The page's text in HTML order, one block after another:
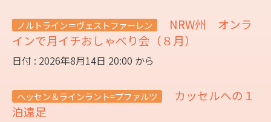
ノルトライン＝ヴェストファーレン
NRW州 オンラ
インで月イチおしゃべり会（８月）
日付 : 2026年8月14日 20:00 から
ヘッセン＆ラインラント=プファルツ
カッセルへの１
泊遠足